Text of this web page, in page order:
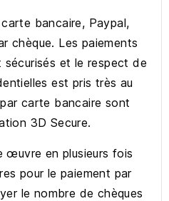
bancaire, Paypal,
chèque. Les paiements
et le respect de
est pris très au
carte bancaire sont
3D Secure.
œuvre en plusieurs fois
pour le paiement par
le nombre de chèques